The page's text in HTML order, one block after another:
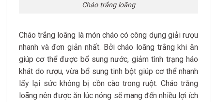
Cháo trắng loãng
Cháo trắng loãng là món cháo có công dụng giải rượu
nhanh và đơn giản nhất. Bởi cháo loãng trắng khi ăn
giúp cơ thể được bổ sung nước, giảm tình trạng háo
khát do rượu, vừa bổ sung tinh bột giúp cơ thể nhanh
lấy lại sức không bị cồn cào trong ruột. Cháo trắng
loãng nên được ăn lúc nóng sẽ mang đến nhiều lợi ích